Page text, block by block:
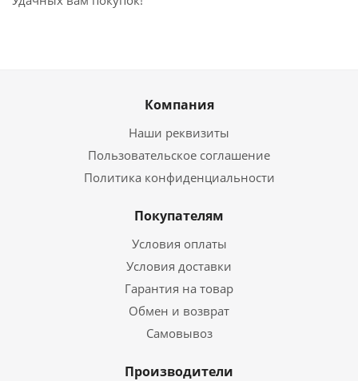
Компания
Наши реквизиты
Пользовательское соглашение
Политика конфиденциальности
Покупателям
Условия оплаты
Условия доставки
Гарантия на товар
Обмен и возврат
Самовывоз
Производители